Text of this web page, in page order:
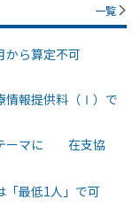
一覧
から算定不可
報提供料（Ⅰ）で
テーマに 在支協
「最低1人」で可